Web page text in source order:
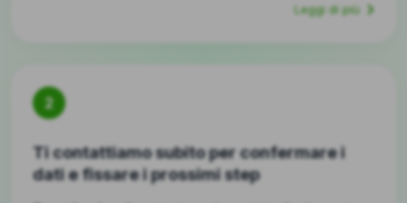
Leggi di più
2
Ti contattiamo subito per confermare i
dati e fissare i prossimi step